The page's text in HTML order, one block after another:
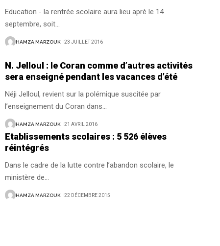
Education - la rentrée scolaire aura lieu aprè le 14
septembre, soit…
HAMZA MARZOUK 23 JUILLET 2016
N. Jelloul : le Coran comme d’autres activités
sera enseigné pendant les vacances d’été
Néji Jelloul, revient sur la polémique suscitée par
l’enseignement du Coran dans…
HAMZA MARZOUK 21 AVRIL 2016
Etablissements scolaires : 5 526 élèves
réintégrés
Dans le cadre de la lutte contre l’abandon scolaire, le
ministère de…
HAMZA MARZOUK 22 DÉCEMBRE 2015